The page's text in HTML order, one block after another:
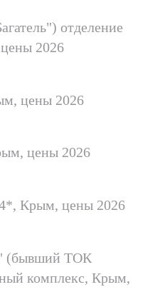
отделение
2026
цены 2026
цены 2026
Крым, цены 2026
(бывший ТОК
комплекс, Крым,